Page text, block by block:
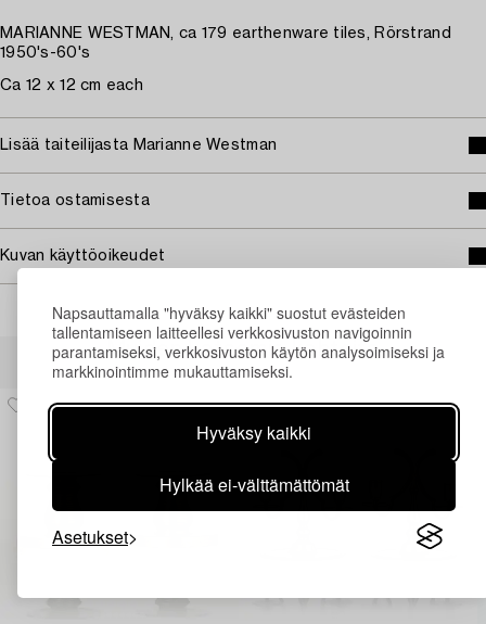
Napsauttamalla "hyväksy kaikki" suostut evästeiden
tallentamiseen laitteellesi verkkosivuston navigoinnin
parantamiseksi, verkkosivuston käytön analysoimiseksi ja
markkinointimme mukauttamiseksi.
Hyväksy kaikki
Hylkää ei-välttämättömät
Asetukset
MARIANNE WESTMAN, ca 179 earthenware tiles, Rörstrand
1950's-60's
Ca 12 x 12 cm each
Lisää taiteilijasta Marianne Westman
Tietoa ostamisesta
Kuvan käyttöoikeudet
Muiden katsomia kohteita